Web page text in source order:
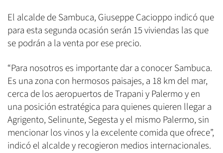
El alcalde de Sambuca, Giuseppe Cacioppo indicó que
para esta segunda ocasión serán 15 viviendas las que
se podrán a la venta por ese precio.
“Para nosotros es importante dar a conocer Sambuca.
Es una zona con hermosos paisajes, a 18 km del mar,
cerca de los aeropuertos de Trapani y Palermo y en
una posición estratégica para quienes quieren llegar a
Agrigento, Selinunte, Segesta y el mismo Palermo, sin
mencionar los vinos y la excelente comida que ofrece”,
indicó el alcalde y recogieron medios internacionales.